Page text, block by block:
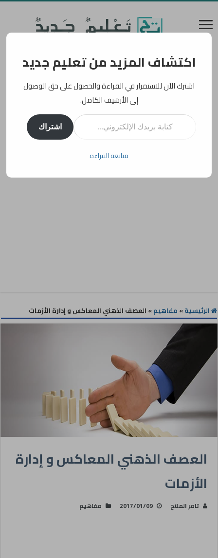
الرئيسية» مفاهيم» العصف الذهني المعاكس و إدارة الأزمات
العصف الذهني المعاكس و إدارة
الأزمات
تامر الملاح 2017/01/09 مفاهيم
اكتشاف المزيد من تعليم جديد
اشترك الآن للاستمرار في القراءة والحصول على حق الوصول
إلى الأرشيف الكامل.
كتابة بريدك الإلكتروني...
اشتراك
متابعة القراءة